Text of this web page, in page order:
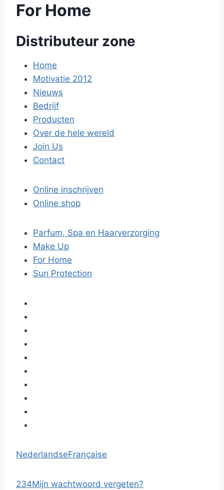
For Home
Distributeur zone
Home
Motivatie 2012
Nieuws
Bedrijf
Producten
Over de hele wereld
Join Us
Contact
Online inschrijven
Online shop
Parfum, Spa en Haarverzorging
Make Up
For Home
Sun Protection
NederlandseFrançaise
234Mijn wachtwoord vergeten?